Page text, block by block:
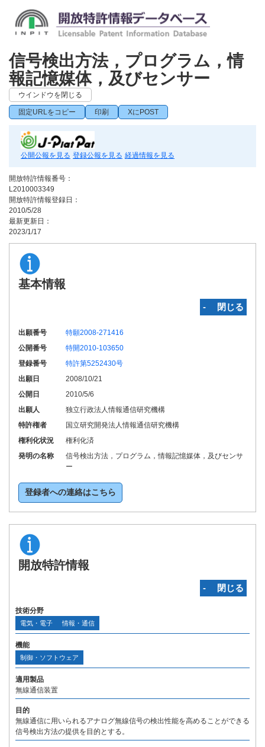
信号検出方法，プログラム，情
報記憶媒体，及びセンサー
ウインドウを閉じる
固定URLをコピー 印刷 XにPOST
公開公報を見る 登録公報を見る 経過情報を見る
開放特許情報番号：
L2010003349
開放特許情報登録日：
2010/5/28
最新更新日：
2023/1/17
基本情報
‐ 閉じる
出願番号
特願2008-271416
公開番号
特開2010-103650
登録番号
特許第5252430号
出願日
2008/10/21
公開日
2010/5/6
出願人
独立行政法人情報通信研究機構
特許権者
国立研究開発法人情報通信研究機構
権利化状況
権利化済
発明の名称
信号検出方法，プログラム，情報記憶媒体，及びセンサ
ー
登録者への連絡はこちら
開放特許情報
‐ 閉じる
技術分野
電気・電子 情報・通信
機能
制御・ソフトウェア
適用製品
無線通信装置
目的
無線通信に用いられるアナログ無線信号の検出性能を高めることができる
信号検出方法の提供を目的とする。